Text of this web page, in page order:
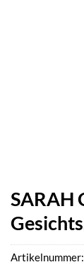
SARAH
Artikelnummer: